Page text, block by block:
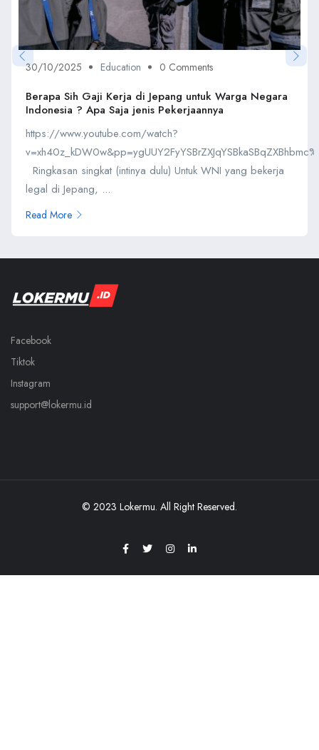
30/10/2025 Education 0 Comments
Berapa Sih Gaji Kerja di Jepang untuk Warga Negara
Indonesia ? Apa Saja jenis Pekerjaannya
https://www.youtube.com/watch?
Ringkasan singkat (intinya dulu) Untuk WNI yang bekerja
legal di Jepang, ...
Read More
Facebook
Tiktok
Instagram
support@lokermu.id
© 2023 Lokermu. All Right Reserved.